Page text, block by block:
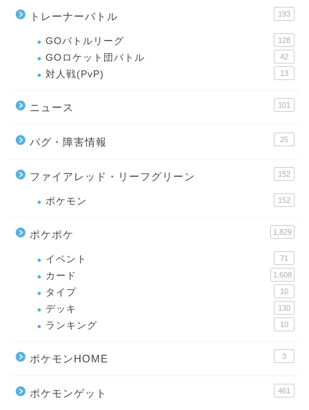
トレーナーバトル 193
GOバトルリーグ 128
GOロケット団バトル 42
対人戦(PvP) 13
ニュース 101
バグ・障害情報 25
ファイアレッド・リーフグリーン 152
ポケモン 152
ポケポケ 1,829
イベント 71
カード 1,608
タイプ 10
デッキ 130
ランキング 10
ポケモンHOME 3
ポケモンゲット 461